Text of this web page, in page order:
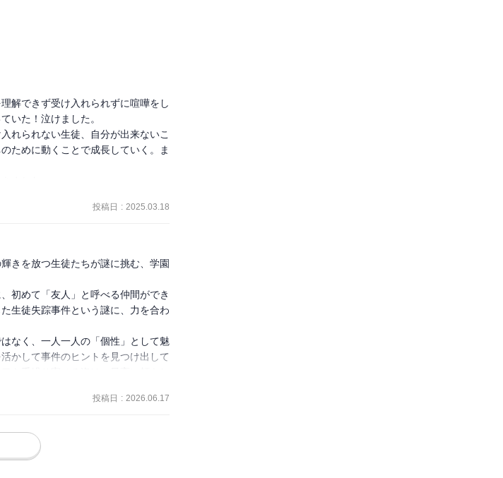
解できず受け入れられずに喧嘩をし
いた！泣けました。
れられない生徒、自分が出来ないこ
ために動くことで成長していく。ま
投稿日 : 2025.03.18
きを放つ生徒たちが謎に挑む、学園
初めて「友人」と呼べる仲間ができ
生徒失踪事件という謎に、力を合わ
なく、一人一人の「個性」として魅
かして事件のヒントを見つけ出して
教育面からの的確なアドバイスでそ
と定期券から目的地を割り出すとい
た彼らの姿があった。
投稿日 : 2026.06.17